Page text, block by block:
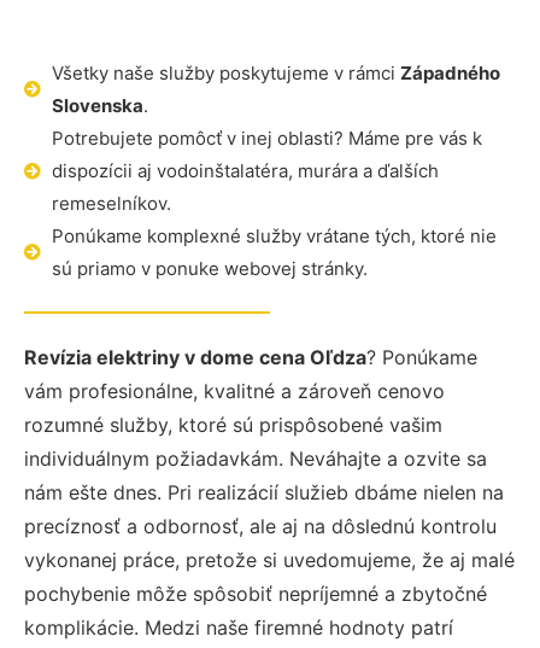
Všetky naše služby poskytujeme v rámci Západného
Slovenska.
Potrebujete pomôcť v inej oblasti? Máme pre vás k
dispozícii aj vodoinštalatéra, murára a ďalších
remeselníkov.
Ponúkame komplexné služby vrátane tých, ktoré nie
sú priamo v ponuke webovej stránky.
Revízia elektriny v dome cena Oľdza? Ponúkame
vám profesionálne, kvalitné a zároveň cenovo
rozumné služby, ktoré sú prispôsobené vašim
individuálnym požiadavkám. Neváhajte a ozvite sa
nám ešte dnes. Pri realizácií služieb dbáme nielen na
precíznosť a odbornosť, ale aj na dôslednú kontrolu
vykonanej práce, pretože si uvedomujeme, že aj malé
pochybenie môže spôsobiť nepríjemné a zbytočné
komplikácie. Medzi naše firemné hodnoty patrí